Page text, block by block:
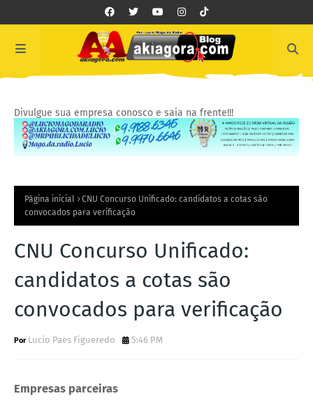
Divulgue sua empresa conosco e saia na frente!!!
Página inicial
CNU Concurso Unificado: candidatos a cotas são
convocados para verificação
CNU Concurso Unificado:
candidatos a cotas são
convocados para verificação
Lucio Paes Figueredo 5:46 PM
Empresas parceiras